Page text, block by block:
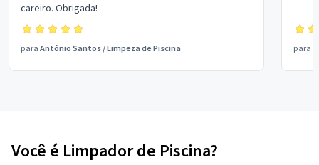
careiro. Obrigada!
para Antônio Santos /Limpeza de Piscina para
Você é Limpador de Piscina?